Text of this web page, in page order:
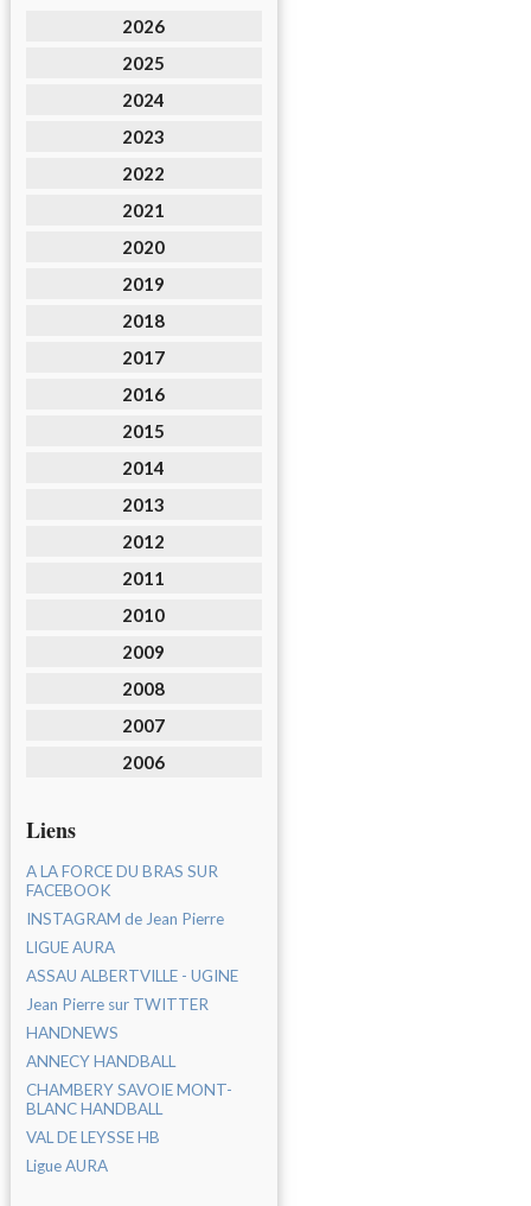
2026
2025
2024
2023
2022
2021
2020
2019
2018
2017
2016
2015
2014
2013
2012
2011
2010
2009
2008
2007
2006
Liens
A LA FORCE DU BRAS SUR
FACEBOOK
INSTAGRAM de Jean Pierre
LIGUE AURA
ASSAU ALBERTVILLE - UGINE
Jean Pierre sur TWITTER
HANDNEWS
ANNECY HANDBALL
CHAMBERY SAVOIE MONT-
BLANC HANDBALL
VAL DE LEYSSE HB
Ligue AURA